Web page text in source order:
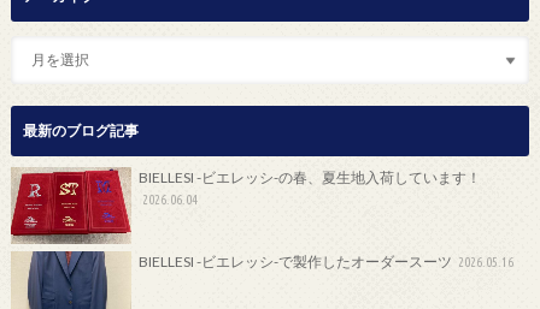
最新のブログ記事
BIELLESI -ビエレッシ-の春、夏生地入荷しています！
2026.06.04
BIELLESI -ビエレッシ-で製作したオーダースーツ 2026.05.16